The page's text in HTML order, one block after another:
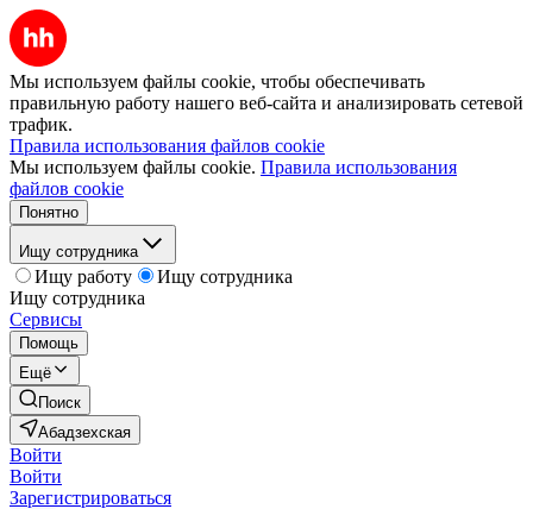
Мы используем файлы cookie, чтобы обеспечивать
правильную работу нашего веб-сайта и анализировать сетевой
трафик.
Правила использования файлов cookie
Мы используем файлы cookie. Правила использования
файлов cookie
Понятно
Ищу сотрудника
Ищу работу
Ищу сотрудника
Ищу сотрудника
Сервисы
Помощь
Ещё
Поиск
Абадзехская
Войти
Войти
Зарегистрироваться